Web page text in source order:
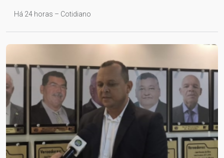
Há 24 horas – Cotidiano